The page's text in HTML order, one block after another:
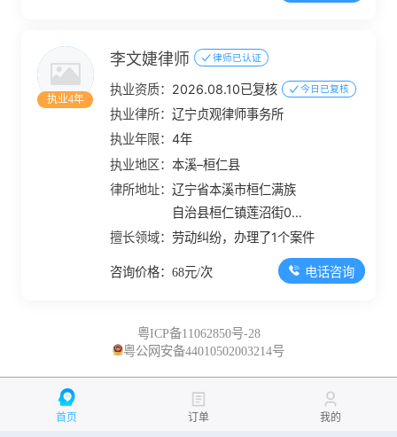
执业4年
李文婕律师 律师已认证
执业资质： 2026.08.10已复核 今日已复核
执业律所：辽宁贞观律师事务所
执业年限：4年
执业地区：本溪–桓仁县
律所地址：辽宁省本溪市桓仁满族
自治县桓仁镇莲沼街09
组17幢单元1号
擅长领域：劳动纠纷，办理了1个案件
咨询价格：68元/次 电话咨询
粤ICP备11062850号-28
粤公网安备44010502003214号
首页 订单 我的